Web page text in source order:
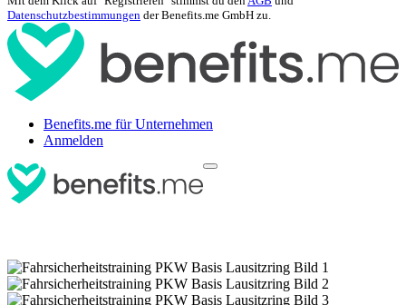
Datenschutzbestimmungen der Benefits.me GmbH zu.
Benefits.me für Unternehmen
Anmelden